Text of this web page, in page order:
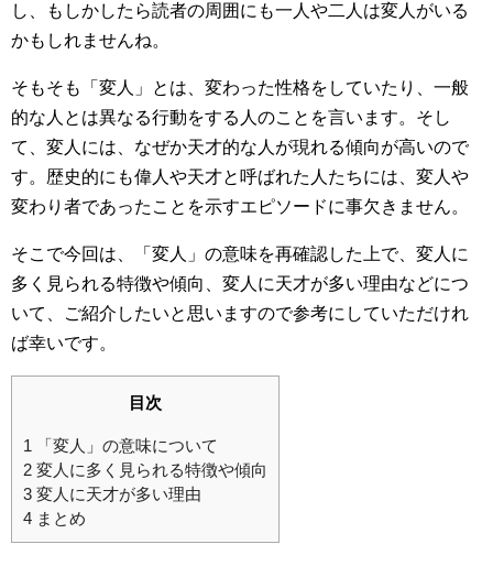
し、もしかしたら読者の周囲にも一人や二人は変人がいる
かもしれませんね。
そもそも「変人」とは、変わった性格をしていたり、一般
的な人とは異なる行動をする人のことを言います。そし
て、変人には、なぜか天才的な人が現れる傾向が高いので
す。歴史的にも偉人や天才と呼ばれた人たちには、変人や
変わり者であったことを示すエピソードに事欠きません。
そこで今回は、「変人」の意味を再確認した上で、変人に
多く見られる特徴や傾向、変人に天才が多い理由などにつ
いて、ご紹介したいと思いますので参考にしていただけれ
ば幸いです。
目次
1 「変人」の意味について
2 変人に多く見られる特徴や傾向
3 変人に天才が多い理由
4 まとめ